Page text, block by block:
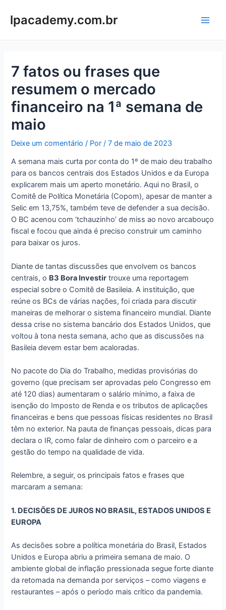
paralpacademy.com.br
7 fatos ou frases que
resumem o mercado
financeiro na 1ª semana de
maio
Deixe um comentário / Por/7 de maio de 2023
A semana mais curta por conta do 1º de maio deu trabalho
para os bancos centrais dos Estados Unidos e da Europa
explicarem mais um aperto monetário. Aqui no Brasil, o
Comitê de Política Monetária (Copom), apesar de manter a
Selic em 13,75%, também teve de defender a sua decisão.
O BC acenou com ‘tchauzinho’ de miss ao novo arcabouço
fiscal e focou que ainda é preciso construir um caminho
para baixar os juros.
Diante de tantas discussões que envolvem os bancos
centrais, o B3 Bora Investir trouxe uma reportagem
especial sobre o Comitê de Basileia. A instituição, que
reúne os BCs de várias nações, foi criada para discutir
maneiras de melhorar o sistema financeiro mundial. Diante
dessa crise no sistema bancário dos Estados Unidos, que
voltou à tona nesta semana, acho que as discussões na
Basileia devem estar bem acaloradas.
No pacote do Dia do Trabalho, medidas provisórias do
governo (que precisam ser aprovadas pelo Congresso em
até 120 dias) aumentaram o salário mínimo, a faixa de
isenção do Imposto de Renda e os tributos de aplicações
financeiras e bens que pessoas físicas residentes no Brasil
têm no exterior. Na pauta de finanças pessoais, dicas para
declara o IR, como falar de dinheiro com o parceiro e a
gestão do tempo na qualidade de vida.
Relembre, a seguir, os principais fatos e frases que
marcaram a semana:
1. DECISÕES DE JUROS NO BRASIL, ESTADOS UNIDOS E
EUROPA
As decisões sobre a política monetária do Brasil, Estados
Unidos e Europa abriu a primeira semana de maio. O
ambiente global de inflação pressionada segue forte diante
da retomada na demanda por serviços – como viagens e
restaurantes – após o período mais crítico da pandemia.